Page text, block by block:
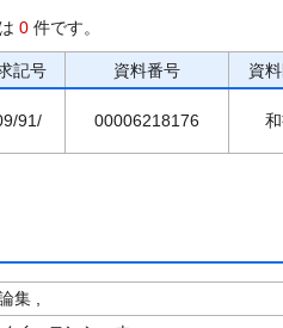
0 件です。
記号 資料番号 資
91/ 00006218176
集 ,